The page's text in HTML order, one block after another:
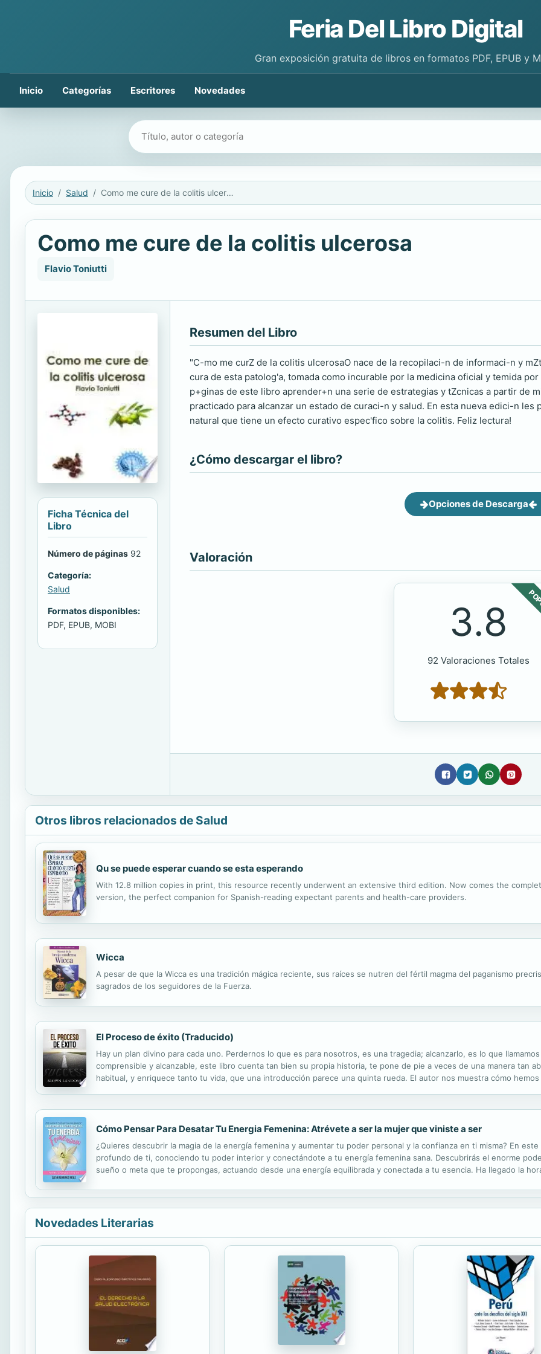
Feria Del Libro Digital
Gran exposición gratuita de libros en formatos PDF, EPUB y
Inicio Categorías Escritores Novedades
Buscar libros
Inicio Salud Como me cure de la colitis ulcerosa
Como me cure de la colitis ulcerosa
Flavio Toniutti
Ficha Técnica del
Libro
Número de páginas 92
Categoría:
Salud
Formatos disponibles:
PDF, EPUB, MOBI
Resumen del Libro
"C-mo me curZ de la colitis ulcerosaO nace de la recopilaci-n de informaci-n y
cura de esta patolog'a, tomada como incurable por la medicina oficial y temida
p+ginas de este libro aprender+n una serie de estrategias y tZcnicas a partir de
practicado para alcanzar un estado de curaci-n y salud. En esta nueva edici-n
natural que tiene un efecto curativo espec'fico sobre la colitis. Feliz lectura!
¿Cómo descargar el libro?
Opciones de Descarga
Valoración
3.8
92 Valoraciones Totales
Otros libros relacionados de Salud
Qu se puede esperar cuando se esta esperando
With 12.8 million copies in print, this resource recently underwent an extensive third edition. Now comes the
version, the perfect companion for Spanish-reading expectant parents and health-care providers.
Wicca
A pesar de que la Wicca es una tradición mágica reciente, sus raíces se nutren del fértil magma del paganismo
sagrados de los seguidores de la Fuerza.
El Proceso de éxito (Traducido)
Hay un plan divino para cada uno. Perdernos lo que es para nosotros, es una tragedia; alcanzarlo, es lo que
comprensible y alcanzable, este libro cuenta tan bien su propia historia, te pone de pie a veces de una manera tan
habitual, y enriquece tanto tu vida, que una introducción parece una quinta rueda. El autor nos muestra cómo
Cómo Pensar Para Desatar Tu Energia Femenina: Atrévete a ser la mujer que viniste a ser
¿Quieres descubrir la magia de la energía femenina y aumentar tu poder personal y la confianza en ti misma? En
profundo de ti, conociendo tu poder interior y conectándote a tu energía femenina sana. Descubrirás el enorme
sueño o meta que te propongas, actuando desde una energía equilibrada y conectada a tu esencia. Ha llegado la
Novedades Literarias